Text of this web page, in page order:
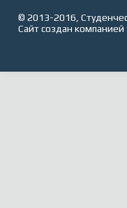
© 2013-2016,
Сайт создан компанией